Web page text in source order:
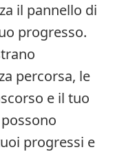
il pannello di
progresso.
percorsa, le
e il tuo
progressi e